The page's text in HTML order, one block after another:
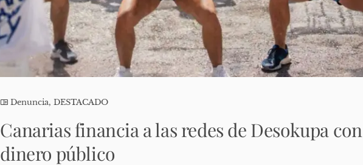
Denuncia,DESTACADO
Canarias financia a las redes de Desokupa con
dinero público